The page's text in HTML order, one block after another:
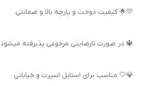
💛🌟 کیفیت دوخت و پارچه بالا و ضمانتی
🔱 در صورت نارضایتی مرجوعی پذیرفته میشود
💎🤍 مناسب برای استایل اسپرت و خیابانی